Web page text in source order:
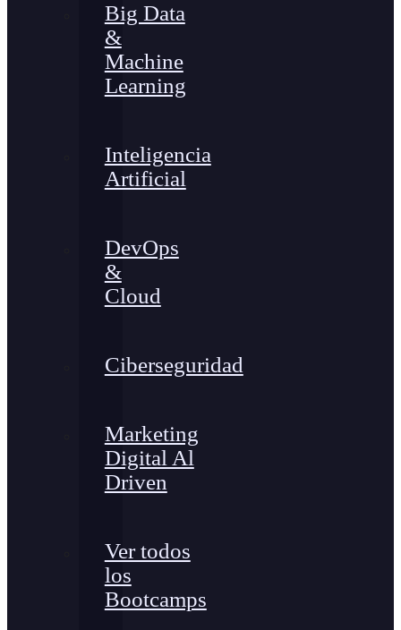
Big Data
&
Machine
Learning
Inteligencia
Artificial
DevOps
&
Cloud
Ciberseguridad
Marketing
Digital Al
Driven
Ver todos
los
Bootcamps